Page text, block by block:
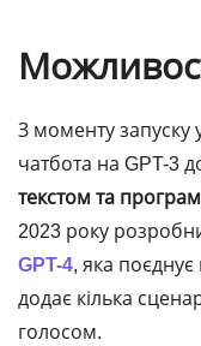
З моменту запуску
чатбота на GPT-3
текстом та
2023 року
GPT-4, яка
додає кілька
голосом.